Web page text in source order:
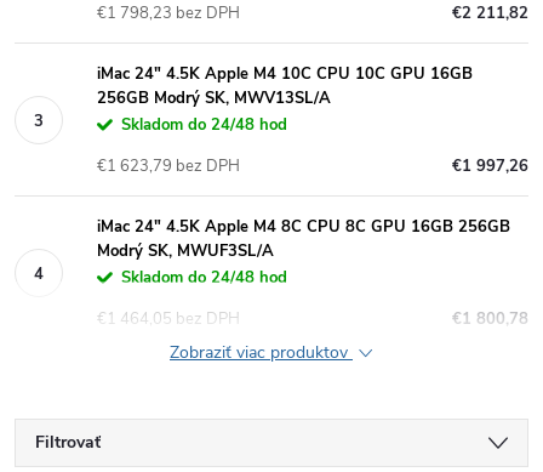
€2 211,82
€1 798,23 bez DPH
iMac 24" 4.5K Apple M4 10C CPU 10C GPU 16GB
256GB Modrý SK, MWV13SL/A
Skladom do 24/48 hod
€1 997,26
€1 623,79 bez DPH
iMac 24" 4.5K Apple M4 8C CPU 8C GPU 16GB 256GB
Modrý SK, MWUF3SL/A
Skladom do 24/48 hod
€1 800,78
€1 464,05 bez DPH
Zobraziť viac produktov
Filtrovať